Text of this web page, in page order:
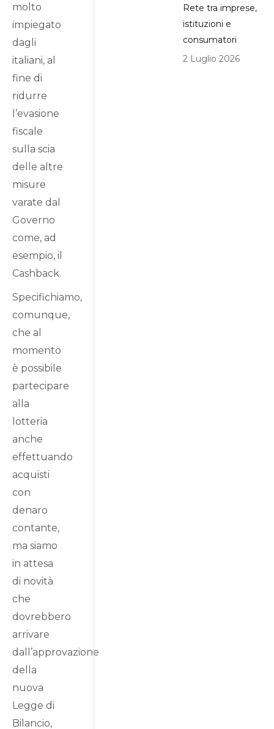
molto
impiegato
dagli
italiani, al
fine di
ridurre
l’evasione
fiscale
sulla scia
delle altre
misure
varate dal
Governo
come, ad
esempio, il
Cashback.
Specifichiamo,
comunque,
che al
momento
è possibile
partecipare
alla
lotteria
anche
effettuando
acquisti
con
denaro
contante,
ma siamo
in attesa
di novità
che
dovrebbero
arrivare
dall’approvazione
della
nuova
Legge di
Bilancio,
Rete tra imprese,
istituzioni e
consumatori
2 Luglio 2026